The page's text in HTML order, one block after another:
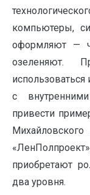
компьютеры,
оформляют —
озеленяют.
с
привести
приобретают
два уровня.